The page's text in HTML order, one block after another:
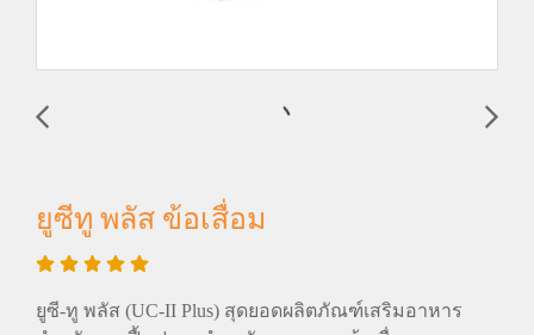
ยูซีทู พลัส ข้อเสื่อม
ยูซี-ทู พลัส (UC-II Plus) สุดยอดผลิตภัณฑ์เสริมอาหาร